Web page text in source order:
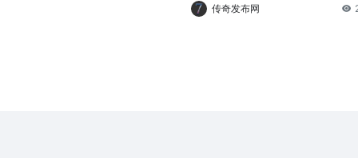
传奇发布网